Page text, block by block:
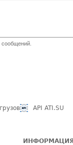
API ATI.SU
ИНФОРМАЦИЯ